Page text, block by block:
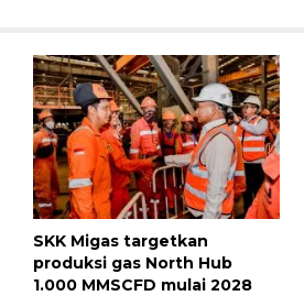
SKK Migas targetkan
produksi gas North Hub
1.000 MMSCFD mulai 2028